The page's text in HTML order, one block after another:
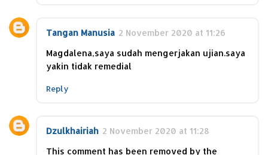
Tangan Manusia 2 November 2020 at 11:26
Magdalena,saya sudah mengerjakan ujian.saya
yakin tidak remedial
Reply
Dzulkhairiah 2 November 2020 at 11:28
This comment has been removed by the